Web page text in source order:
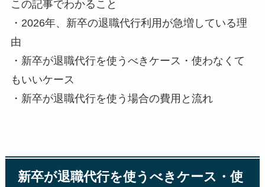
この記事でわかること
・2026年、新卒の退職代行利用が急増している理
由
・新卒が退職代行を使うべきケース・使わなくて
もいいケース
・新卒が退職代行を使う場合の費用と流れ
新卒が退職代行を使うべきケース・使